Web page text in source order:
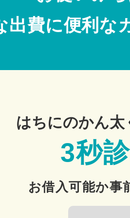
出費に便利な
はちにのかん太
3秒
お借入可能か事